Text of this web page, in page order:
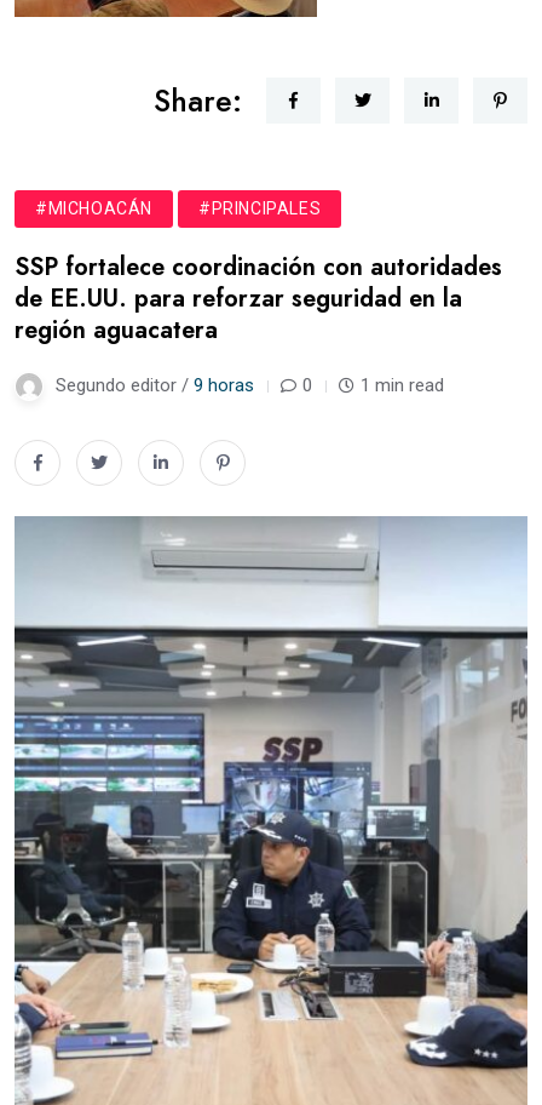
Share:
#MICHOACÁN #PRINCIPALES
SSP fortalece coordinación con autoridades
de EE.UU. para reforzar seguridad en la
región aguacatera
Segundo editor / 9 horas 0 1 min read